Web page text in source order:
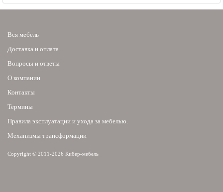
Вся мебель
Доставка и оплата
Вопросы и ответы
О компании
Контакты
Термины
Правила эксплуатации и ухода за мебелью.
Механизмы трансформации
Copyright © 2011-2026 Кибер-мебель